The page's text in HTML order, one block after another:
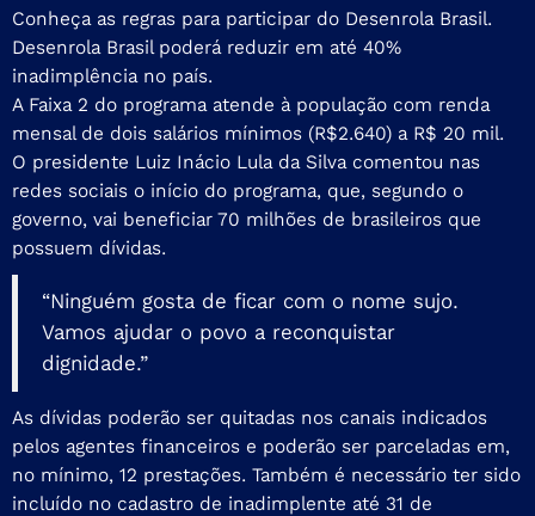
Conheça as regras para participar do Desenrola Brasil.
Desenrola Brasil poderá reduzir em até 40%
inadimplência no país.
A Faixa 2 do programa atende à população com renda
mensal de dois salários mínimos (R$2.640) a R$ 20 mil.
O presidente Luiz Inácio Lula da Silva comentou nas
redes sociais o início do programa, que, segundo o
governo, vai beneficiar 70 milhões de brasileiros que
possuem dívidas.
“Ninguém gosta de ficar com o nome sujo.
Vamos ajudar o povo a reconquistar
dignidade.”
As dívidas poderão ser quitadas nos canais indicados
pelos agentes financeiros e poderão ser parceladas em,
no mínimo, 12 prestações. Também é necessário ter sido
incluído no cadastro de inadimplente até 31 de